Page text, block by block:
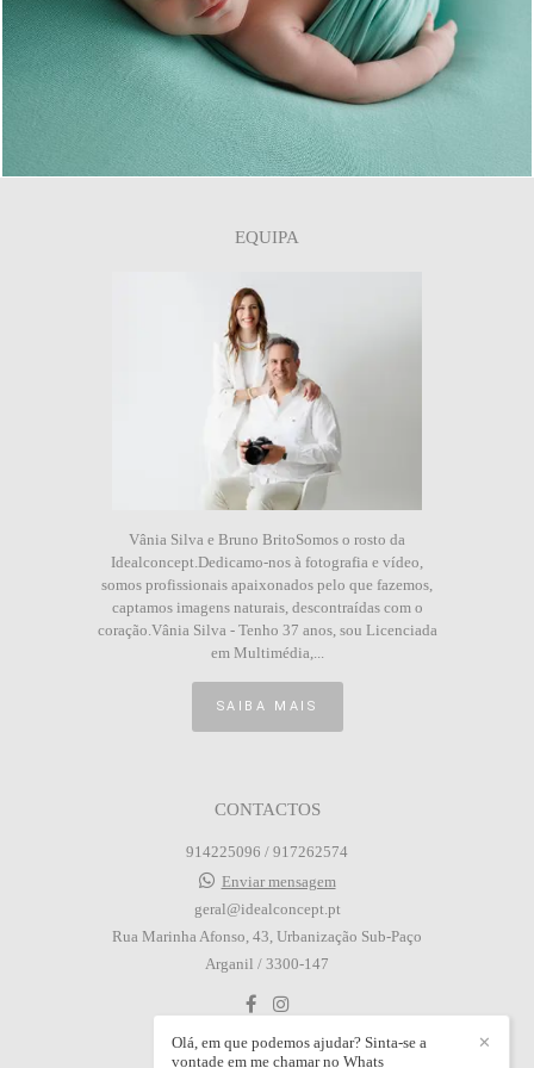
0
EQUIPA
Vânia Silva e Bruno BritoSomos o rosto da
Idealconcept.Dedicamo-nos à fotografia e vídeo,
somos profissionais apaixonados pelo que fazemos,
captamos imagens naturais, descontraídas com o
coração.Vânia Silva - Tenho 37 anos, sou Licenciada
em Multimédia,...
SAIBA MAIS
CONTACTOS
914225096 / 917262574
Enviar mensagem
geral@idealconcept.pt
Rua Marinha Afonso, 43, Urbanização Sub-Paço
Arganil / 3300-147
✕
Olá, em que podemos ajudar? Sinta-se a
vontade em me chamar no Whats